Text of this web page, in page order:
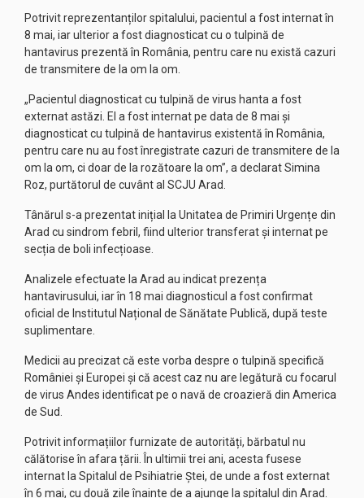
Potrivit reprezentanților spitalului, pacientul a fost internat în
8 mai, iar ulterior a fost diagnosticat cu o tulpină de
hantavirus prezentă în România, pentru care nu există cazuri
de transmitere de la om la om.
„Pacientul diagnosticat cu tulpină de virus hanta a fost
externat astăzi. El a fost internat pe data de 8 mai și
diagnosticat cu tulpină de hantavirus existentă în România,
pentru care nu au fost înregistrate cazuri de transmitere de la
om la om, ci doar de la rozătoare la om”, a declarat Simina
Roz, purtătorul de cuvânt al SCJU Arad.
Tânărul s-a prezentat inițial la Unitatea de Primiri Urgențe din
Arad cu sindrom febril, fiind ulterior transferat și internat pe
secția de boli infecțioase.
Analizele efectuate la Arad au indicat prezența
hantavirusului, iar în 18 mai diagnosticul a fost confirmat
oficial de Institutul Național de Sănătate Publică, după teste
suplimentare.
Medicii au precizat că este vorba despre o tulpină specifică
României și Europei și că acest caz nu are legătură cu focarul
de virus Andes identificat pe o navă de croazieră din America
de Sud.
Potrivit informațiilor furnizate de autorități, bărbatul nu
călătorise în afara țării. În ultimii trei ani, acesta fusese
internat la Spitalul de Psihiatrie Ștei, de unde a fost externat
în 6 mai, cu două zile înainte de a ajunge la spitalul din Arad.